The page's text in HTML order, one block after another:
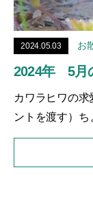
2024.05.03 お
2024年 5月
カワラヒワの
ントを渡す）